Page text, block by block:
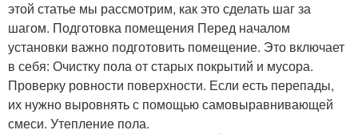
этой статье мы рассмотрим, как это сделать шаг за
шагом. Подготовка помещения Перед началом
установки важно подготовить помещение. Это включает
в себя: Очистку пола от старых покрытий и мусора.
Проверку ровности поверхности. Если есть перепады,
их нужно выровнять с помощью самовыравнивающей
смеси. Утепление пола.